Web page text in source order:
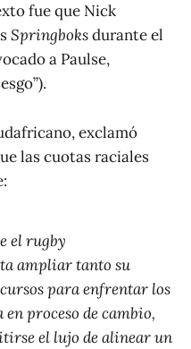
fue que Nick
Springboksdurante el
a Paulse,
exclamó
las cuotas raciales
el rugby
ampliar tanto su
para enfrentar los
proceso de cambio,
el lujo de alinear un